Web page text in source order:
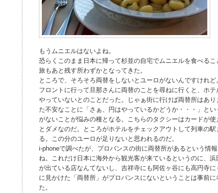
もうムニエルはないよね。
恐らくこのまま日本に帰って杉並の自宅でムニエルを食べる
旅もあと残す所わずかとなってきた。
ところで、そろそろ両替をしないとユーロがないんですけれど
フロントに行って旦那さんに両替のことを尋ねに行くと、ホ
やっていないとのことだった。じゃぁ街に行けば両替所はあ
た不安なことに「さぁ、円はやっているかどうか・・・」と
がないことが悩みの種となる。こちらのタクシーはカードが
とダメなのだ。ところがホテルをチェックアウトして列車の
る。この分のユーロが足りないと思われるのだ。
i-phoneで調べたが、プロバンスの街に両替所があるという情
ね。これだけ日本に海外から観光客が来ているというのに、
が出ている店なんてないし、吉祥寺にも阿佐ヶ谷にも高円寺
に見かけた「両替所」がプロバンスにないということは事前
た。